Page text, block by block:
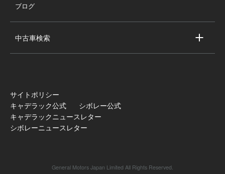
試乗予約
ブログ
中古車検索
全国の注目の中古車
サイトポリシー
キャデラック公式
シボレー公式
キャデラックニュースレター
シボレーニュースレター
General Motors Japan Limited All Rights Reserved.